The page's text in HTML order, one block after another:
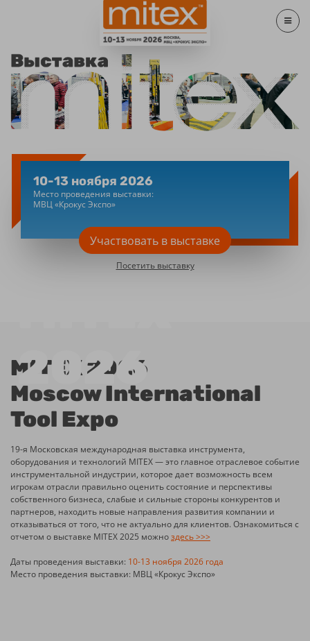
10-13 ноября 2026
Место проведения выставки:
МВЦ «Крокус Экспо»
Участвовать в выставке
Посетить выставку
MITEX 2026
Moscow International
Tool Expo
19-я Московская международная выставка инструмента,
оборудования и технологий MITEX — это главное отраслевое событие
инструментальной индустрии, которое дает возможность всем
игрокам отрасли правильно оценить состояние и перспективы
собственного бизнеса, слабые и сильные стороны конкурентов и
партнеров, находить новые направления развития компании и
отказываться от того, что не актуально для клиентов. Ознакомиться с
отчетом о выставке MITEX 2025 можноздесь >>>
Даты проведения выставки: 10-13 ноября 2026 года
Место проведения выставки: МВЦ «Крокус Экспо»